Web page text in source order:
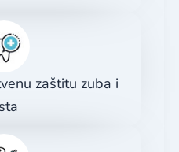
zaštitu zuba i